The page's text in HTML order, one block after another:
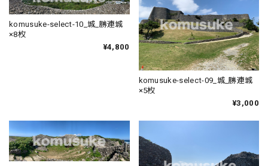
komusuke-select-10_城_勝連城
×8枚
¥4,800
komusuke-select-09_城_勝連城
×5枚
¥3,000